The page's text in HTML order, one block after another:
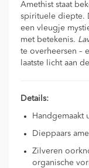
Amethist staat
spirituele diepte.
een vleugje
met betekenis.
te overheersen –
laatste licht aan
Details:
Handgemaakt
Dieppaars
Zilveren
organische